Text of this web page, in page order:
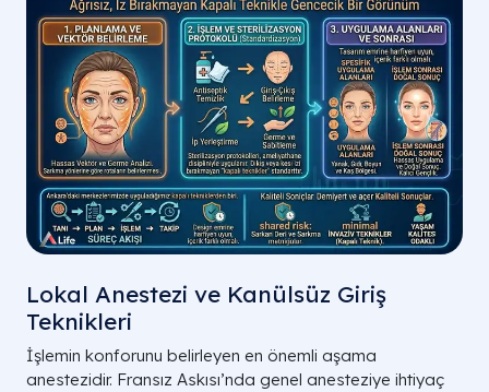
Lokal Anestezi ve Kanülsüz Giriş
Teknikleri
İşlemin konforunu belirleyen en önemli aşama
anestezidir. Fransız Askısı’nda genel anesteziye ihtiyaç